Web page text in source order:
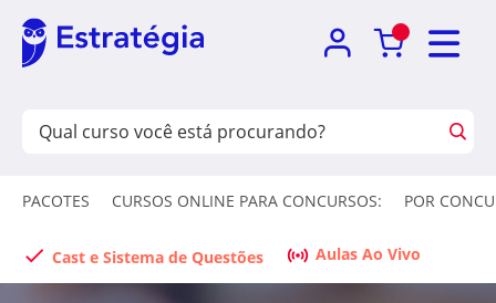
PACOTES CURSOS ONLINE PARA CONCURSOS: POR
Cast e Sistema de Questões Aulas Ao Vivo